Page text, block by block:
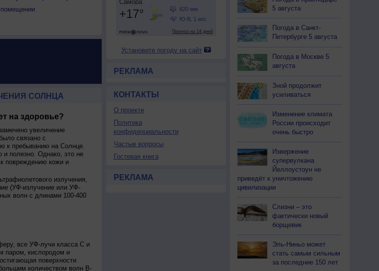
помещении
СОЛНЦА
на здоровье?
увеличение
связано с
к пребыванию на Солнце.
и полезно. Однако, это не
повреждению кожи и
излучения,
(УФ-излучение или УФ-
волн с длинами 100-400
все УФ-лучи класса C и
паром, кислородом и
поверхности
количеством волн В-
Установите погоду на сайт
РЕКЛАМА
КОНТАКТЫ
О проекте
Политика
конфиденциальности
Частые вопросы
Гостевая книга
РЕКЛАМА
5 августа
Погода в Санкт-
Петербурге 5 августа
Погода в Москве 5
августа
Зной продолжит
усиливаться
Изменение климата
России происходит
очень быстро
Извержение
супервулкана
Йеллоустоун не
приведёт к уничтожению
цивилизации
Слизни – это
фактически новый
борщевик
Эль-Ниньо может
стать самым сильным
за последние 150 лет